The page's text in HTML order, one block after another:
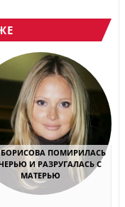
ПОМИРИЛАСЬ
И РАЗРУГАЛАСЬ С
МАТЕРЬЮ